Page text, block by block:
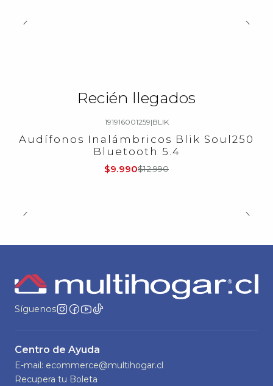
Recién llegados
-23%OFF
191916001259|BLIK
Audífonos Inalámbricos Blik Soul250
Bluetooth 5.4
$9.990$12.990
Síguenos
Centro de Ayuda
E-mail: ecommerce@multihogar.cl
Recupera tu Boleta